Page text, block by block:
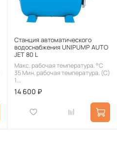
Станция автоматического
водоснабжения UNIPUMP AUTO
JET 80 L
Макс. рабочая температура, °С
35 Мин. рабочая температура, (С)
1...
14 600 ₽